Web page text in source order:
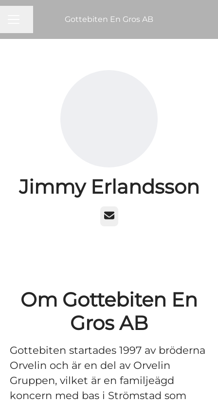
Gottebiten En Gros AB
Jimmy Erlandsson
E-post
Om Gottebiten En
Gros AB
Gottebiten startades 1997 av bröderna
Orvelin och är en del av Orvelin
Gruppen, vilket är en familjeägd
koncern med bas i Strömstad som